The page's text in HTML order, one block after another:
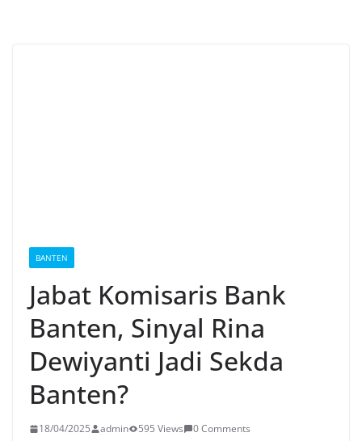
BANTEN
Jabat Komisaris Bank
Banten, Sinyal Rina
Dewiyanti Jadi Sekda
Banten?
18/04/2025 admin 595 Views 0 Comments